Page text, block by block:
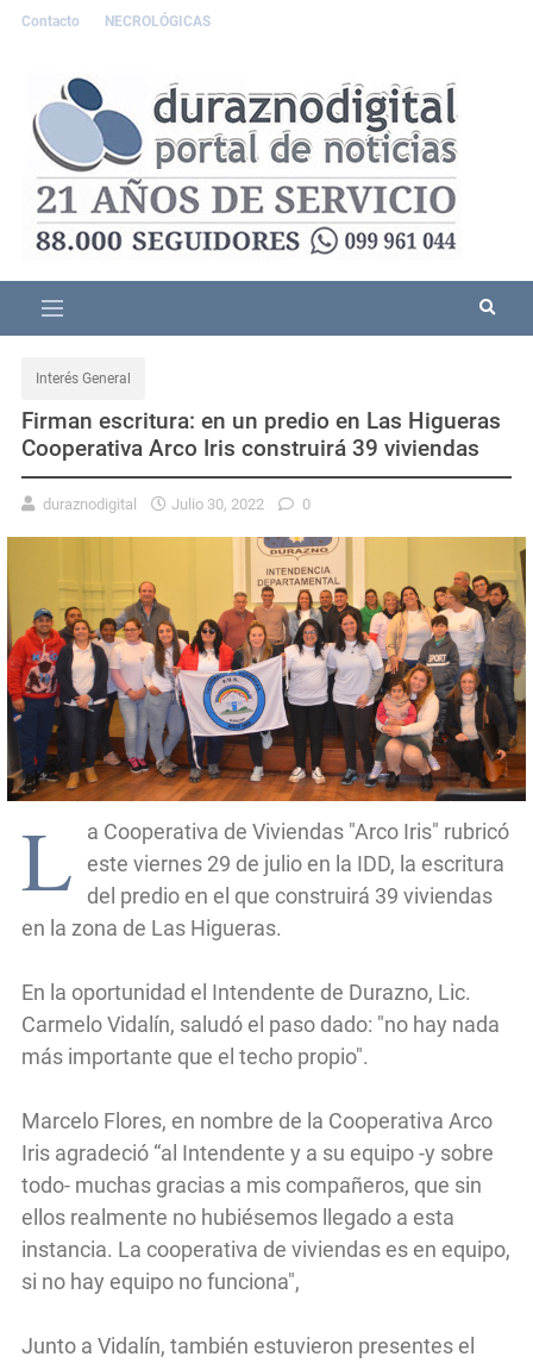
Contacto NECROLÓGICAS
Interés General
Firman escritura: en un predio en Las Higueras
Cooperativa Arco Iris construirá 39 viviendas
duraznodigital Julio 30, 2022 0
L
a Cooperativa de Viviendas "Arco Iris" rubricó
este viernes 29 de julio en la IDD, la escritura
del predio en el que construirá 39 viviendas
en la zona de Las Higueras.
En la oportunidad el Intendente de Durazno, Lic.
Carmelo Vidalín, saludó el paso dado: "no hay nada
más importante que el techo propio".
Marcelo Flores, en nombre de la Cooperativa Arco
Iris agradeció “al Intendente y a su equipo -y sobre
todo- muchas gracias a mis compañeros, que sin
ellos realmente no hubiésemos llegado a esta
instancia. La cooperativa de viviendas es en equipo,
si no hay equipo no funciona",
Junto a Vidalín, también estuvieron presentes el